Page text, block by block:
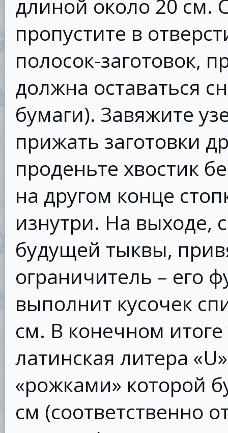
длиной около 20 см.
пропустите в
полосок-заготовок,
должна оставаться
бумаги). Завяжите
прижать заготовки
проденьте хвостик
на другом конце
изнутри. На выходе,
будущей тыквы,
ограничитель – его
выполнит кусочек
см. В конечном
латинская литера
«рожками» которой
см (соответственно